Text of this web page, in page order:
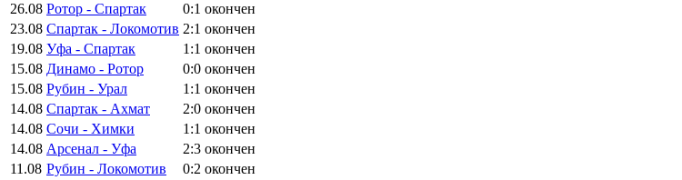
26.08 Ротор - Спартак 0:1 окончен
23.08 Спартак - Локомотив 2:1 окончен
19.08 Уфа - Спартак 1:1 окончен
15.08 Динамо - Ротор 0:0 окончен
15.08 Рубин - Урал 1:1 окончен
14.08 Спартак - Ахмат 2:0 окончен
14.08 Сочи - Химки 1:1 окончен
14.08 Арсенал - Уфа 2:3 окончен
11.08 Рубин - Локомотив 0:2 окончен